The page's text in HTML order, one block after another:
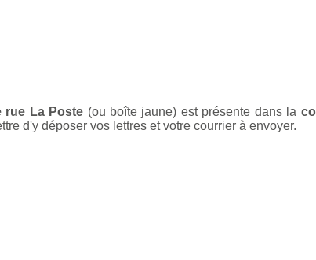
rue La Poste (ou boîte jaune) est présente dans la
d'y déposer vos lettres et votre courrier à envoyer.